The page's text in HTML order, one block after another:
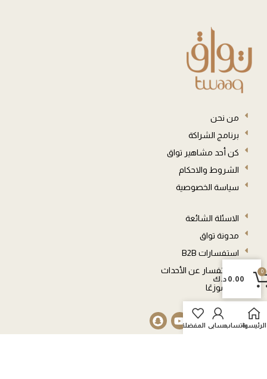
0
0.00 د.ك
من نحن
برنامج الشراكة
كن أحد مشاهير تواق
الشروط والاحكام
سياسة الخصوصية
الاسئلة الشائعة
مدونة تواق
استفسارات B2B
الاستفسار عن الأحداث
كن موزعًا
الرئيسيةواتسابحسابي المفضلة